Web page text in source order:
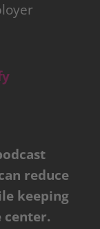
reduce
keeping
center.